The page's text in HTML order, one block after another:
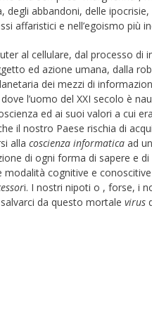
degli abbandoni, delle ipocrisie,
affaristici e nell’egoismo più
al cellulare, dal processo di
ed azione umana, dalla
dei mezzi di
l’uomo del XXI secolo è
ed ai suoi valori a cui
il nostro Paese rischia di
alla coscienza informatica ad
di ogni forma di sapere e
modalità cognitive e
i. I nostri nipoti o , forse, i
da questo mortale virus